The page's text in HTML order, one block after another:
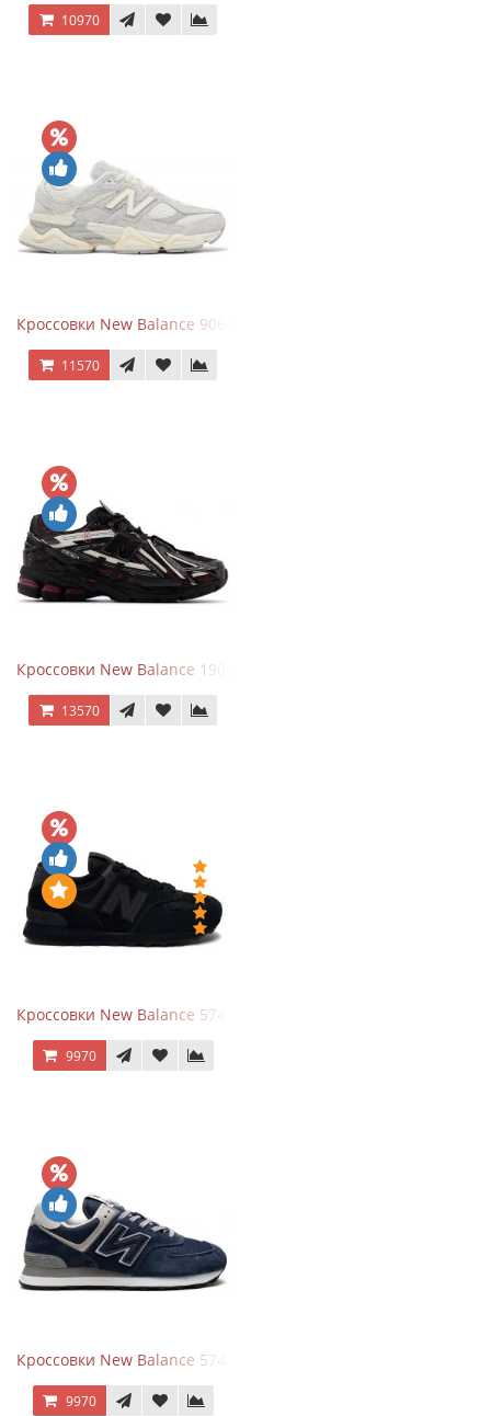
10970
Кроссовки New Balance 9060 Quartz Grey
11570
Кроссовки New Balance 1906A Dragon Berry
13570
Кроссовки New Balance 574 All Black
9970
Кроссовки New Balance 574 Navy Blue Grey
9970